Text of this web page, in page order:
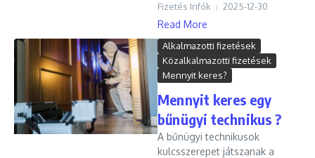
Fizetés Infók 2025-12-30
Read More
Alkalmazotti fizetések
Közalkalmazotti fizetések
Mennyit keres?
Mennyit keres egy
bűnügyi technikus ?
A bűnügyi technikusok
kulcsszerepet játszanak a